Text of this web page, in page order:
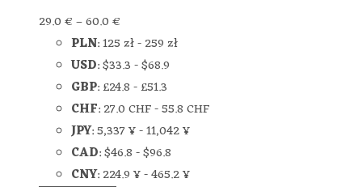
29.0€–60.0€
PLN:125 zł-259 zł
USD:$33.3-$68.9
GBP:£24.8-£51.3
CHF:27.0 CHF-55.8 CHF
JPY:5,337 ¥-11,042 ¥
CAD:$46.8-$96.8
CNY:224.9 ¥-465.2 ¥